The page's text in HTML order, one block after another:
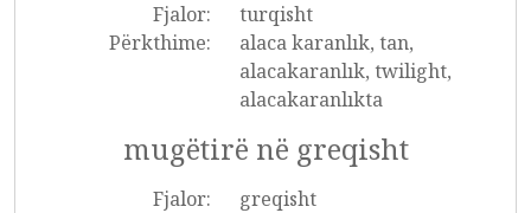
Fjalor:
turqisht
Përkthime:
alaca karanlık, tan,
alacakaranlık, twilight,
alacakaranlıkta
mugëtirë në greqisht
Fjalor:
greqisht